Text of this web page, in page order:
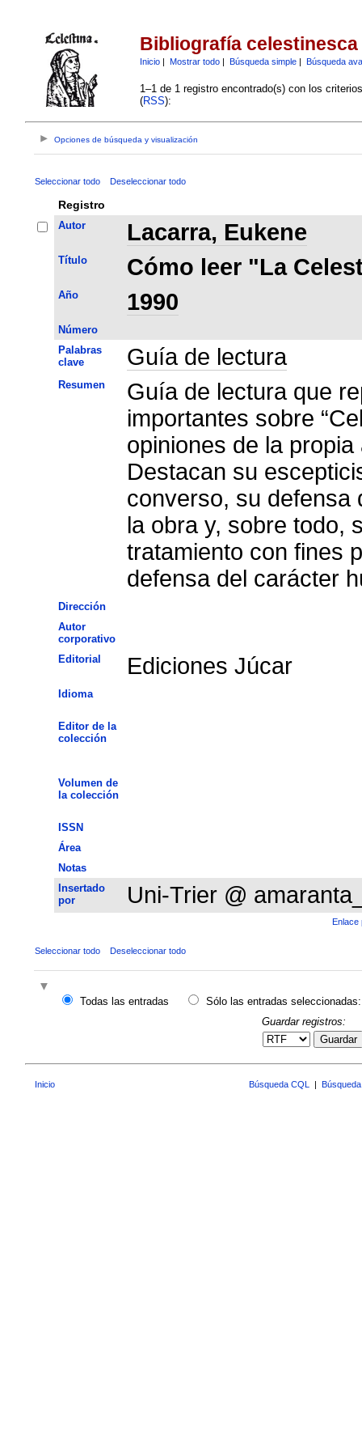
Bibliografía celestinesca
Inicio| Mostrar todo| Búsqueda simple| Búsqueda
1–1 de 1 registro encontrado(s) con los
(RSS):
Opciones de búsqueda y visualización
Seleccionar todo Deseleccionar todo
Registro
Autor Lacarra, Eukene
Título Cómo leer "La
Año 1990
Número
Palabras
clave
Guía de lectura
Resumen
Guía de lectura que
importantes sobre
opiniones de la
Destacan su
converso, su defensa
la obra y, sobre todo,
tratamiento con fines
defensa del carácter
Dirección
Autor
corporativo
Editorial
Ediciones Júcar
Idioma
Editor de la
colección
Volumen de
la colección
ISSN
Área
Notas
Insertado
por
Uni-Trier @
Enlace
Seleccionar todo Deseleccionar todo
Todas las entradas
Sólo las entradas seleccionadas:
Guardar registros:
Guardar
Inicio Búsqueda CQL